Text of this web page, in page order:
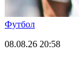
Футбол
08.08.26 20:58